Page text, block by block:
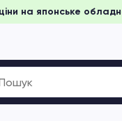
ціни на японське